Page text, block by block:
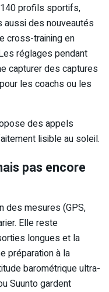
profils sportifs,
aussi des nouveautés
cross-training en
réglages pendant
capturer des captures
les coachs ou les
des appels
lisible au soleil.
pas encore
des mesures (GPS,
Elle reste
longues et la
préparation à la
barométrique ultra-
Suunto gardent